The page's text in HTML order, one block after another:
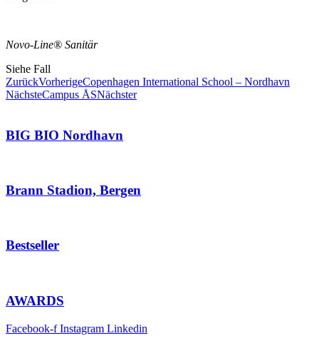
Novo-Line® Sanitär
Siehe Fall
ZurückVorherigeCopenhagen International School – Nordhavn
NächsteCampus ÅSNächster
BIG BIO Nordhavn
Brann Stadion, Bergen
Bestseller
AWARDS
Facebook-f Instagram Linkedin